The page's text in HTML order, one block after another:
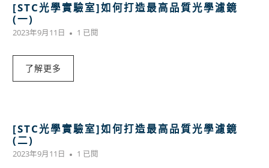
[STC光學實驗室]如何打造最高品質光學濾鏡
(一)
2023年9月11日 1 已閱
了解更多
[STC光學實驗室]如何打造最高品質光學濾鏡
(二)
2023年9月11日 1 已閱